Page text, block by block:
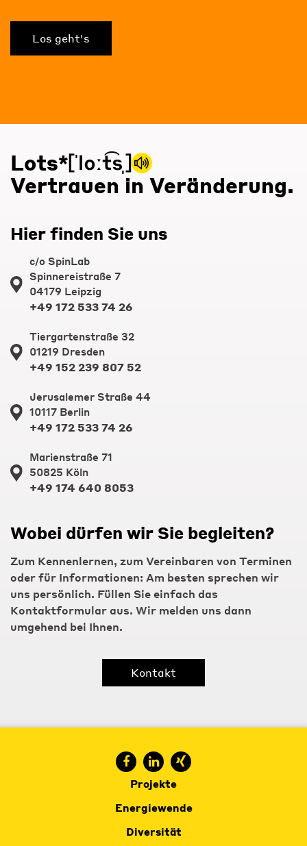
Los geht's
Lots*
Vertrauen in Veränderung.
Hier finden Sie uns
c/o SpinLab
Spinnereistraße 7
04179 Leipzig
+49 172 533 74 26
Tiergartenstraße 32
01219 Dresden
+49 152 239 807 52
Jerusalemer Straße 44
10117 Berlin
+49 172 533 74 26
Marienstraße 71
50825 Köln
+49 174 640 8053
Wobei dürfen wir Sie begleiten?
Zum Kennenlernen, zum Vereinbaren von Terminen
oder für Informationen: Am besten sprechen wir
uns persönlich. Füllen Sie einfach das
Kontaktformular aus. Wir melden uns dann
umgehend bei Ihnen.
Kontakt
Projekte
Energiewende
Diversität